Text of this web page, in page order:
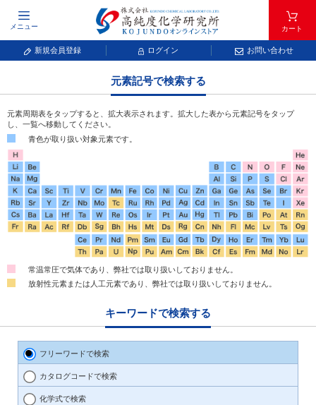
メニュー カート
新規会員登録 ログイン お問い合わせ
元素記号で検索する
元素周期表をタップすると、拡大表示されます。拡大した表から元素記号をタップ
し、一覧へ移動してください。
青色が取り扱い対象元素です。
常温常圧で気体であり、弊社では取り扱いしておりません。
放射性元素または人工元素であり、弊社では取り扱いしておりません。
キーワードで検索する
フリーワードで検索
カタログコードで検索
化学式で検索